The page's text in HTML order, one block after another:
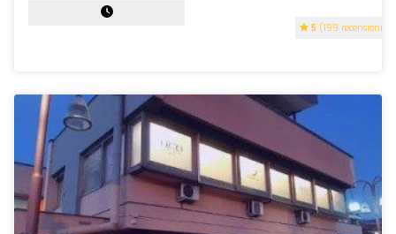
5 (199 recensioni)